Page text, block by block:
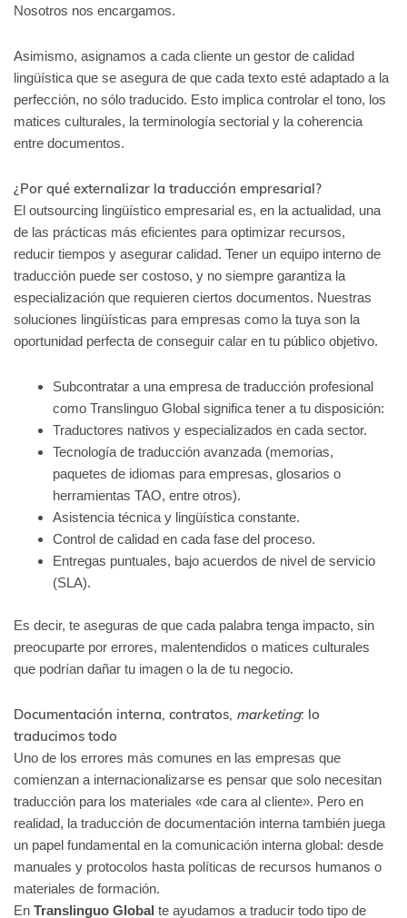
Nosotros nos encargamos.
Asimismo, asignamos a cada cliente un gestor de calidad
lingüística que se asegura de que cada texto esté adaptado a la
perfección, no sólo traducido. Esto implica controlar el tono, los
matices culturales, la terminología sectorial y la coherencia
entre documentos.
¿Por qué externalizar la traducción empresarial?
El outsourcing lingüístico empresarial es, en la actualidad, una
de las prácticas más eficientes para optimizar recursos,
reducir tiempos y asegurar calidad. Tener un equipo interno de
traducción puede ser costoso, y no siempre garantiza la
especialización que requieren ciertos documentos. Nuestras
soluciones lingüísticas para empresas como la tuya son la
oportunidad perfecta de conseguir calar en tu público objetivo.
Subcontratar a una empresa de traducción profesional
como Translinguo Global significa tener a tu disposición:
Traductores nativos y especializados en cada sector.
Tecnología de traducción avanzada (memorias,
paquetes de idiomas para empresas, glosarios o
herramientas TAO, entre otros).
Asistencia técnica y lingüística constante.
Control de calidad en cada fase del proceso.
Entregas puntuales, bajo acuerdos de nivel de servicio
(SLA).
Es decir, te aseguras de que cada palabra tenga impacto, sin
preocuparte por errores, malentendidos o matices culturales
que podrían dañar tu imagen o la de tu negocio.
Documentación interna, contratos, marketing: lo
traducimos todo
Uno de los errores más comunes en las empresas que
comienzan a internacionalizarse es pensar que solo necesitan
traducción para los materiales «de cara al cliente». Pero en
realidad, la traducción de documentación interna también juega
un papel fundamental en la comunicación interna global: desde
manuales y protocolos hasta políticas de recursos humanos o
materiales de formación.
En Translinguo Global te ayudamos a traducir todo tipo de